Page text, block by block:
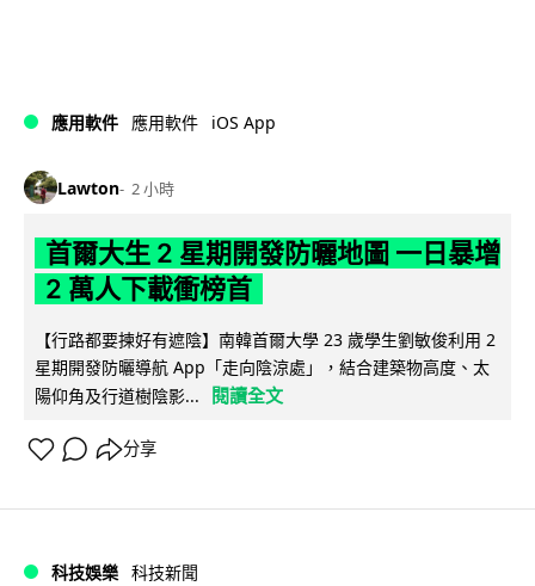
應用軟件 應用軟件 iOS App
Lawton 2 小時
首爾大生 2 星期開發防曬地圖 一日暴增
2 萬人下載衝榜首
【行路都要揀好有遮陰】南韓首爾大學 23 歲學生劉敏俊利用 2
星期開發防曬導航 App「走向陰涼處」，結合建築物高度、太
陽仰角及行道樹陰影...
閱讀全文
分享
科技娛樂 科技新聞